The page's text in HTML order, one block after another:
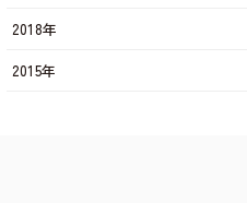
2018年
2015年